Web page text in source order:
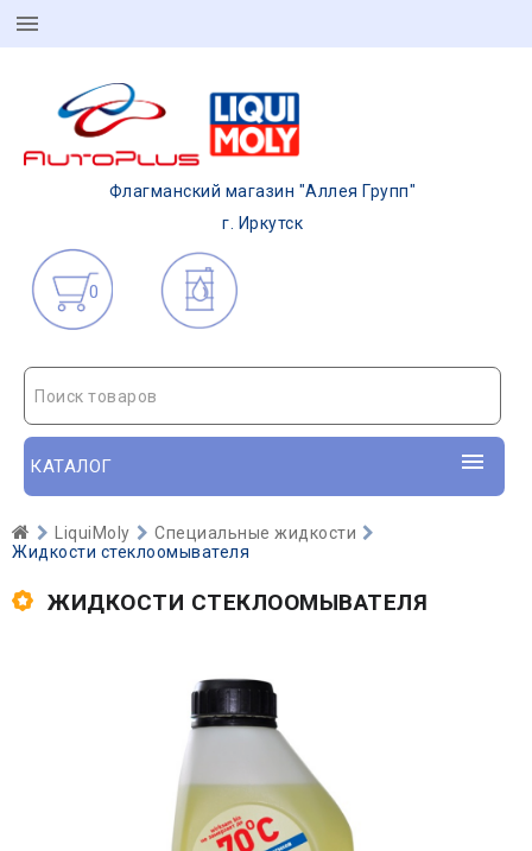
Флагманский магазин "Аллея Групп"
г. Иркутск
0
Поиск товаров
КАТАЛОГ
LiquiMoly
Специальные жидкости
Жидкости стеклоомывателя
ЖИДКОСТИ СТЕКЛООМЫВАТЕЛЯ